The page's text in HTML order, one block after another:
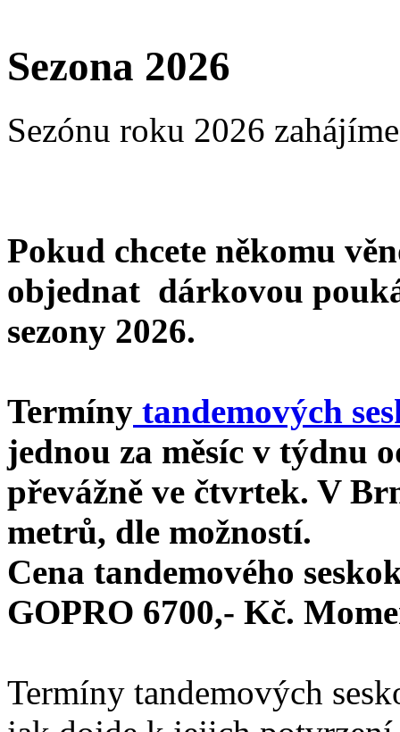
Sezona 2026
Sezónu roku 2026
Pokud chcete někomu
objednat dárkovou
sezony 2026.
Termíny tandemových
jednou za měsíc v týdnu
převážně ve čtvrtek. V
metrů, dle možností.
Cena tandemového
GOPRO 6700,- Kč.
Termíny tandemových